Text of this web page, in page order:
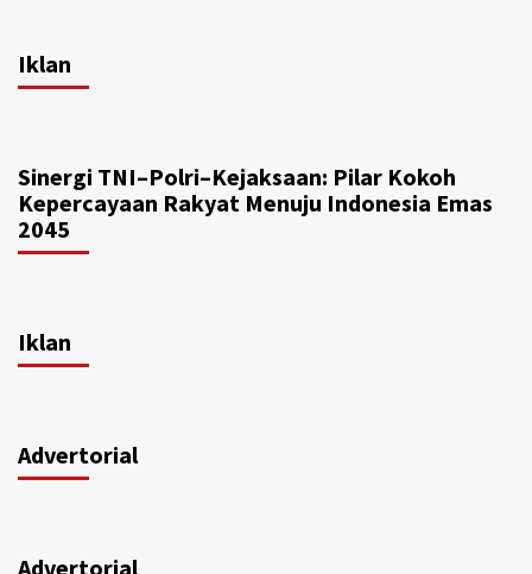
Iklan
Sinergi TNI–Polri–Kejaksaan: Pilar Kokoh
Kepercayaan Rakyat Menuju Indonesia Emas
2045
Iklan
Advertorial
Advertorial